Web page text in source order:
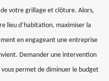
votre grillage et clôture. Alors,
lieu d’habitation, maximiser la
en engageant une entreprise
Demander une intervention
permet de diminuer le budget